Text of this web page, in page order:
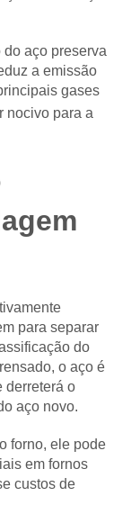
aço preserva
a emissão
gases
nocivo para a
para separar
do
o aço é
derreterá o
aço novo.
forno, ele pode
em fornos
custos de